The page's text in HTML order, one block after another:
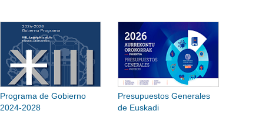
Programa de Gobierno
2024-2028
Presupuestos Generales
de Euskadi